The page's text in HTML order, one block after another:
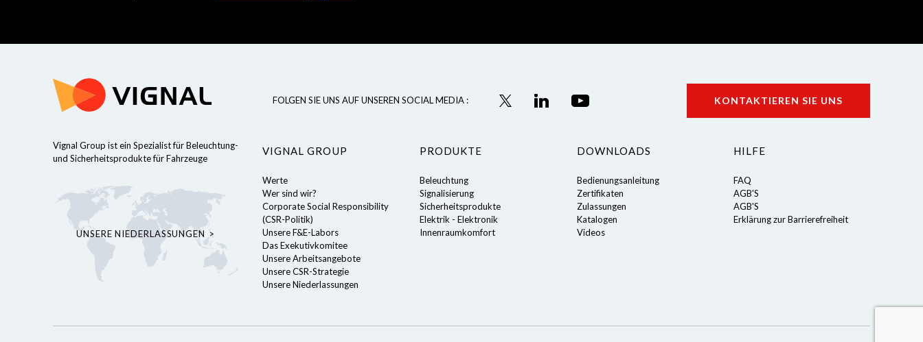
Vignal Group ist ein Spezialist für Beleuchtung-
und Sicherheitsprodukte für Fahrzeuge
UNSERE NIEDERLASSUNGEN
FOLGEN SIE UNS AUF UNSEREN SOCIAL MEDIA : KONTAKTIEREN SIE UNS
VIGNAL GROUP
Werte
Wer sind wir?
Corporate Social Responsibility
(CSR-Politik)
Unsere F&E-Labors
Das Exekutivkomitee
Unsere Arbeitsangebote
Unsere CSR-Strategie
Unsere Niederlassungen
PRODUKTE
Beleuchtung
Signalisierung
Sicherheitsprodukte
Elektrik - Elektronik
Innenraumkomfort
DOWNLOADS
Bedienungsanleitung
Zertifikaten
Zulassungen
Katalogen
Videos
HILFE
FAQ
AGB'S
AGB'S
Erklärung zur Barrierefreiheit
Website, um Ihnen ein
indem wir uns Ihre Präferenzen für
Indem Sie auf "Akzeptieren"
der Verwendung von ALLEN
jedoch auf die Cookie-
Zustimmung anzupassen.